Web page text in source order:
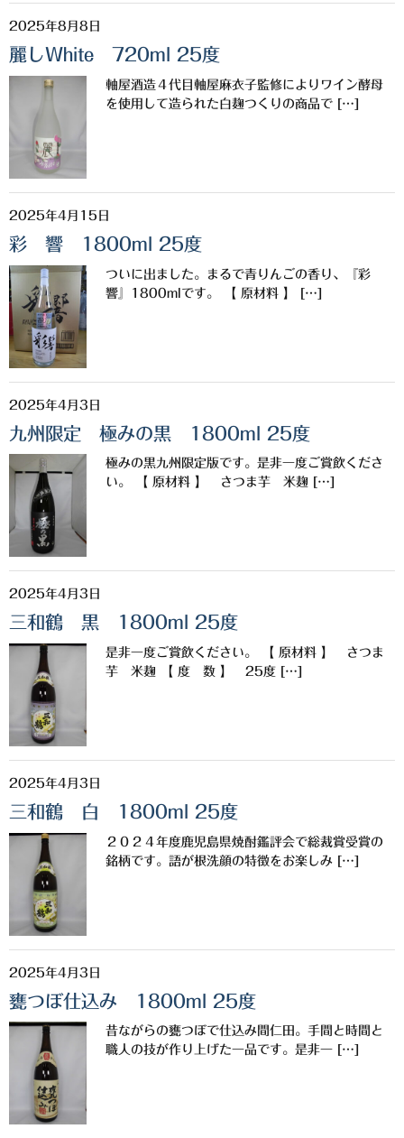
田村合名
薩摩酒造
白石酒造
甲斐商店
本坊酒造
小正醸造
三岳酒造
久保酒造
宮田本店
佐藤酒造
さつま無双
丸西酒造
神川酒造
吹上焼酎
白金酒造
三和酒類
京屋酒造
雲海酒造
配送について
お問合わせ
2025年8月8日
麗しWhite 720ml 25度
軸屋酒造４代目軸屋麻衣子監修によりワイン酵母
を使用して造られた白麹つくりの商品で […]
2025年4月15日
彩 響 1800ml 25度
ついに出ました。まるで青りんごの香り、『彩
響』1800mlです。 【 原材料 】 […]
2025年4月3日
九州限定 極みの黒 1800ml 25度
極みの黒九州限定版です。是非一度ご賞飲くださ
い。 【 原材料 】 さつま芋 米麹 […]
2025年4月3日
三和鶴 黒 1800ml 25度
是非一度ご賞飲ください。 【 原材料 】 さつま
芋 米麹 【 度 数 】 25度 […]
2025年4月3日
三和鶴 白 1800ml 25度
２０２４年度鹿児島県焼酎鑑評会で総裁賞受賞の
銘柄です。語が根洗顔の特徴をお楽しみ […]
2025年4月3日
甕つぼ仕込み 1800ml 25度
昔ながらの甕つぼで仕込み間仁田。手間と時間と
職人の技が作り上げた一品です。是非一 […]